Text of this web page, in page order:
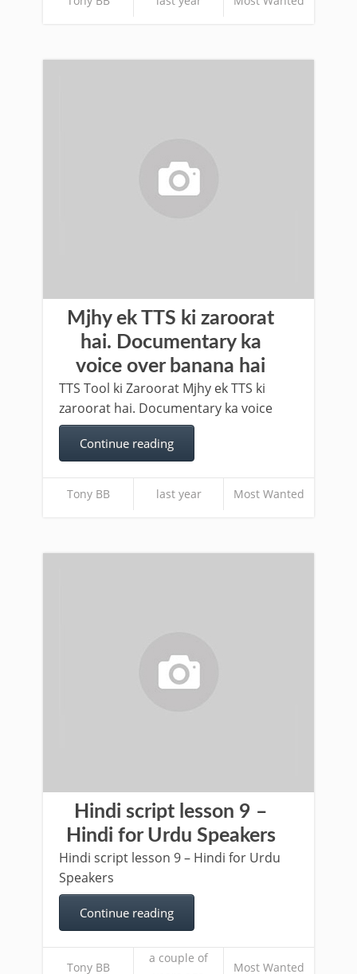
Mjhy ek TTS ki zaroorat
hai. Documentary ka
voice over banana hai
TTS Tool ki Zaroorat Mjhy ek TTS ki
zaroorat hai. Documentary ka voice
Continue reading
Tony BB last year Most Wanted
Hindi script lesson 9 –
Hindi for Urdu Speakers
Hindi script lesson 9 – Hindi for Urdu
Speakers
Continue reading
Tony BB
a couple of
Most Wanted